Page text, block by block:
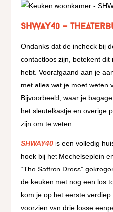
SHWAY40 –
Ondanks dat de incheck bij
contactloos zijn, betekent dit
hebt. Voorafgaand aan je
met alles wat je moet weten
Bijvoorbeeld, waar je
het sleutelkastje en overige
zijn om te weten.
SHWAY40 is een volledig
hoek bij het Mechelseplein
“The Saffron Dress”
de keuken met nog een los
kom je op het eerste
voorzien van drie losse